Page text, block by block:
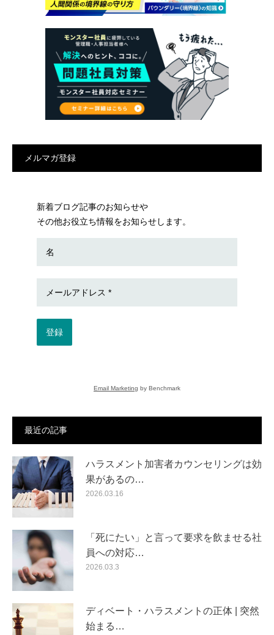
メルマガ登録
新着ブログ記事のお知らせや
その他お役立ち情報をお知らせします。
登録
Email Marketing by Benchmark
最近の記事
ハラスメント加害者カウンセリングは効
果があるの…
2026.03.16
「死にたい」と言って要求を飲ませる社
員への対応…
2026.03.3
ディベート・ハラスメントの正体 | 突然
始まる…